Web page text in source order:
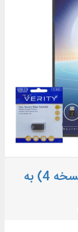
نرم افزار جامع تفاسیر نور (نسخه 4) به